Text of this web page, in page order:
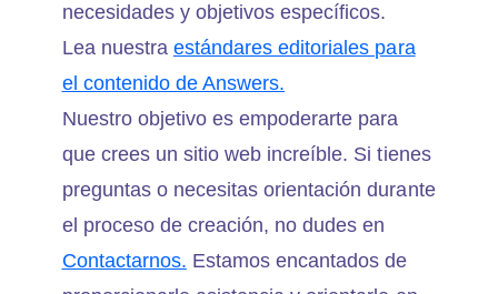
necesidades y objetivos específicos.
Lea nuestra estándares editoriales para
el contenido de Answers.
Nuestro objetivo es empoderarte para
que crees un sitio web increíble. Si tienes
preguntas o necesitas orientación durante
el proceso de creación, no dudes en
Contactarnos. Estamos encantados de